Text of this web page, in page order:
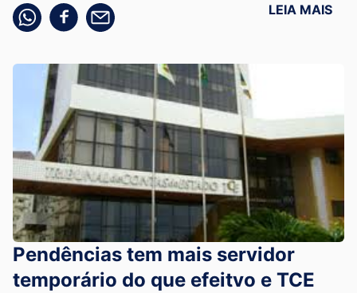
Compartilhe pelo whatsapp
Compartilhar no facebook
Compartilhe pelo email LEIA MAIS
Pendências tem mais servidor
temporário do que efeitvo e TCE